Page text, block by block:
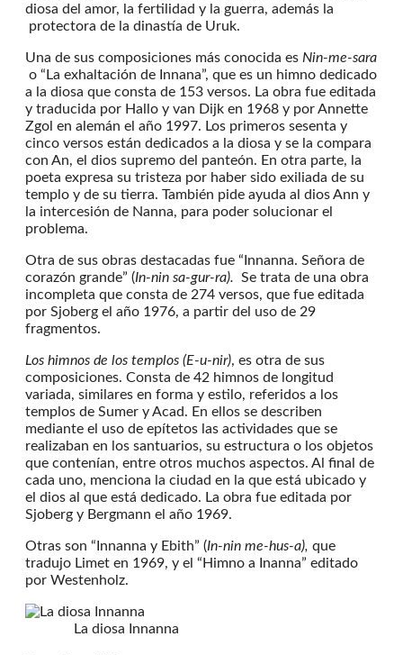
diosa del amor, la fertilidad y la guerra, además la
protectora de la dinastía de Uruk.
Una de sus composiciones más conocida es Nin-me-sara
o “La exhaltación de Innana”, que es un himno dedicado
a la diosa que consta de 153 versos. La obra fue editada
y traducida por Hallo y van Dijk en 1968 y por Annette
Zgol en alemán el año 1997. Los primeros sesenta y
cinco versos están dedicados a la diosa y se la compara
con An, el dios supremo del panteón. En otra parte, la
poeta expresa su tristeza por haber sido exiliada de su
templo y de su tierra. También pide ayuda al dios Ann y
la intercesión de Nanna, para poder solucionar el
problema.
Otra de sus obras destacadas fue “Innanna. Señora de
corazón grande” (In-nin sa-gur-ra). Se trata de una obra
incompleta que consta de 274 versos, que fue editada
por Sjoberg el año 1976, a partir del uso de 29
fragmentos.
Los himnos de los templos (E-u-nir), es otra de sus
composiciones. Consta de 42 himnos de longitud
variada, similares en forma y estilo, referidos a los
templos de Sumer y Acad. En ellos se describen
mediante el uso de epítetos las actividades que se
realizaban en los santuarios, su estructura o los objetos
que contenían, entre otros muchos aspectos. Al final de
cada uno, menciona la ciudad en la que está ubicado y
el dios al que está dedicado. La obra fue editada por
Sjoberg y Bergmann el año 1969.
Otras son “Innanna y Ebith” (In-nin me-hus-a), que
tradujo Limet en 1969, y el “Himno a Inanna” editado
por Westenholz.
La diosa Innanna